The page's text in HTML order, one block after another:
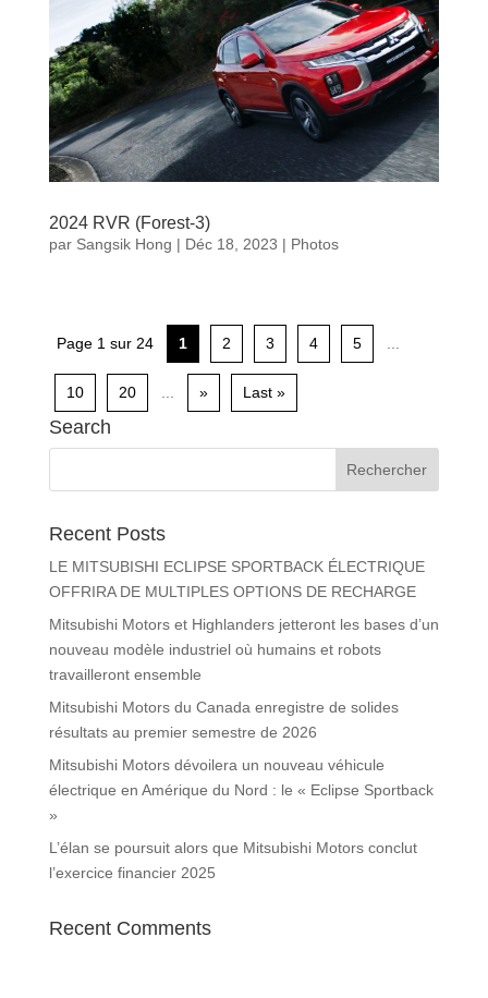
2024 RVR (Forest-3)
par Sangsik Hong | Déc 18, 2023 | Photos
Page 1 sur 24 1 2 3 4 5
10 20 » Last »
Search
Recent Posts
LE MITSUBISHI ECLIPSE SPORTBACK ÉLECTRIQUE
OFFRIRA DE MULTIPLES OPTIONS DE RECHARGE
Mitsubishi Motors et Highlanders jetteront les bases d’un
nouveau modèle industriel où humains et robots
travailleront ensemble
Mitsubishi Motors du Canada enregistre de solides
résultats au premier semestre de 2026
Mitsubishi Motors dévoilera un nouveau véhicule
électrique en Amérique du Nord : le « Eclipse Sportback
»
L’élan se poursuit alors que Mitsubishi Motors conclut
l’exercice financier 2025
Recent Comments